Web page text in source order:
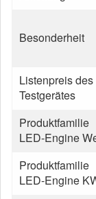
Besonderheit
Listenpreis des
Testgerätes
Produktfamilie
LED-Engine
Produktfamilie
LED-Engine